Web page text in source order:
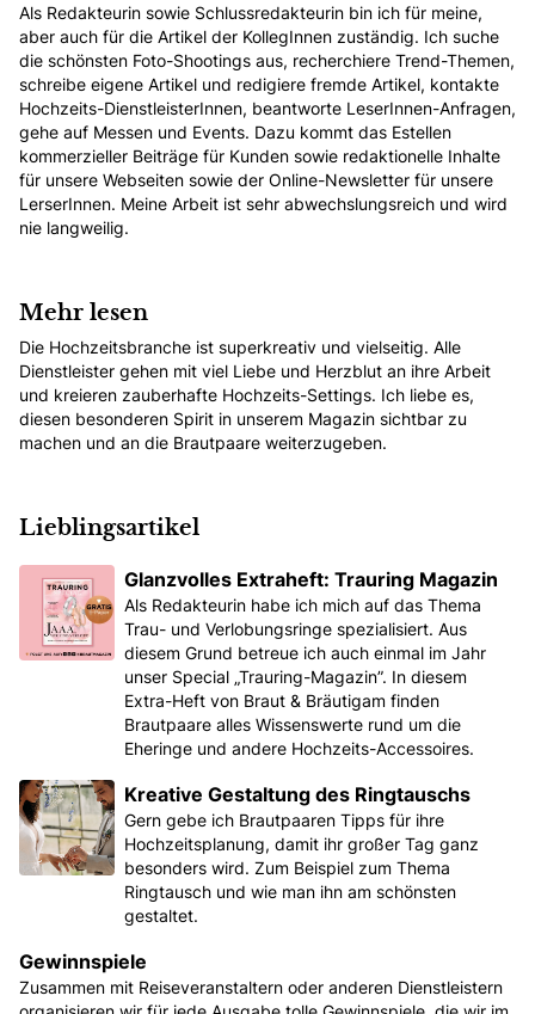
Als Redakteurin sowie Schlussredakteurin bin ich für meine,
aber auch für die Artikel der KollegInnen zuständig. Ich suche
die schönsten Foto-Shootings aus, recherchiere Trend-Themen,
schreibe eigene Artikel und redigiere fremde Artikel, kontakte
Hochzeits-DienstleisterInnen, beantworte LeserInnen-Anfragen,
gehe auf Messen und Events. Dazu kommt das Estellen
kommerzieller Beiträge für Kunden sowie redaktionelle Inhalte
für unsere Webseiten sowie der Online-Newsletter für unsere
LerserInnen. Meine Arbeit ist sehr abwechslungsreich und wird
nie langweilig.
Mehr lesen
Die Hochzeitsbranche ist superkreativ und vielseitig. Alle
Dienstleister gehen mit viel Liebe und Herzblut an ihre Arbeit
und kreieren zauberhafte Hochzeits-Settings. Ich liebe es,
diesen besonderen Spirit in unserem Magazin sichtbar zu
machen und an die Brautpaare weiterzugeben.
Lieblingsartikel
Glanzvolles Extraheft: Trauring Magazin
Als Redakteurin habe ich mich auf das Thema
Trau- und Verlobungsringe spezialisiert. Aus
diesem Grund betreue ich auch einmal im Jahr
unser Special „Trauring-Magazin”. In diesem
Extra-Heft von Braut & Bräutigam finden
Brautpaare alles Wissenswerte rund um die
Eheringe und andere Hochzeits-Accessoires.
Kreative Gestaltung des Ringtauschs
Gern gebe ich Brautpaaren Tipps für ihre
Hochzeitsplanung, damit ihr großer Tag ganz
besonders wird. Zum Beispiel zum Thema
Ringtausch und wie man ihn am schönsten
gestaltet.
Gewinnspiele
Zusammen mit Reiseveranstaltern oder anderen Dienstleistern